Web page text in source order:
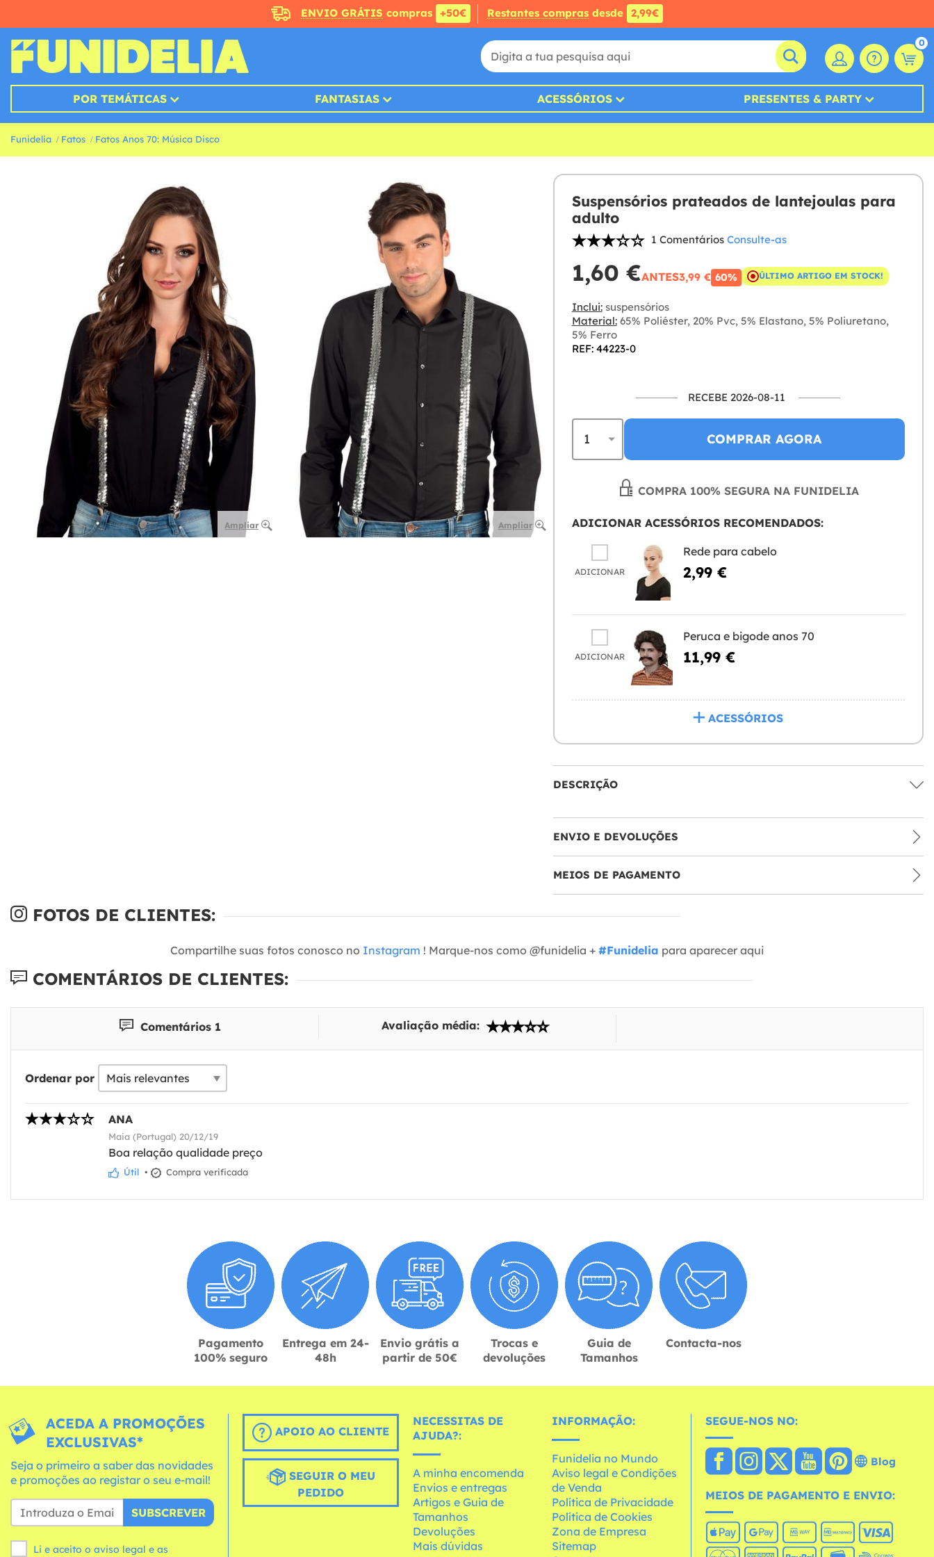
ENVIO GRÁTIS compras +50€ Restantes compras desde 2,99€
0
POR TEMÁTICAS FANTASIAS ACESSÓRIOS PRESENTES & PARTY
Funidelia Fatos Fatos Anos 70: Música Disco
Ampliar Ampliar
Suspensórios prateados de lantejoulas para
adulto
1 Comentários Consulte-as
1,60 €ANTES3,99 € 60% ÚLTIMO ARTIGO EM STOCK!
Inclui:suspensórios
Material:65% Poliéster, 20% Pvc, 5% Elastano, 5% Poliuretano,
5% Ferro
REF: 44223-0
RECEBE 2026-08-11
COMPRAR AGORA
COMPRA 100% SEGURA NA FUNIDELIA
ADICIONAR ACESSÓRIOS RECOMENDADOS:
ADICIONAR
Rede para cabelo
2,99 €
ADICIONAR
Peruca e bigode anos 70
11,99 €
ACESSÓRIOS
DESCRIÇÃO
ENVIO E DEVOLUÇÕES
MEIOS DE PAGAMENTO
FOTOS DE CLIENTES:
Compartilhe suas fotos conosco no Instagram ! Marque-nos como @funidelia + #Funidelia para aparecer aqui
COMENTÁRIOS DE CLIENTES:
Comentários 1 Avaliação média:
Ordenar por
ANA
Maia (Portugal) 20/12/19
Boa relação qualidade preço
Útil • Compra verificada
Pagamento
100% seguro
Entrega em 24-
48h
Envio grátis a
partir de 50€
Trocas e
devoluções
Guia de
Tamanhos
Contacta-nos
ACEDA A PROMOÇÕES
EXCLUSIVAS*
Seja o primeiro a saber das novidades
e promoções ao registar o seu e-mail!
SUBSCREVER
Li e aceito o aviso legal e as
APOIO AO CLIENTE
SEGUIR O MEU
PEDIDO
NECESSITAS DE
AJUDA?:
A minha encomenda
Envios e entregas
Artigos e Guia de
Tamanhos
Devoluções
Mais dúvidas
INFORMAÇÃO:
Funidelia no Mundo
Aviso legal e Condições
de Venda
Política de Privacidade
Política de Cookies
Zona de Empresa
Sitemap
SEGUE-NOS NO:
Blog
MEIOS DE PAGAMENTO E ENVIO: